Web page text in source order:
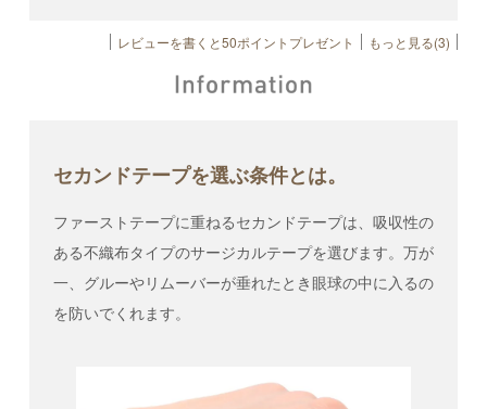
レビューを書くと50ポイントプレゼント もっと見る(3)
セカンドテープを選ぶ条件とは。
ファーストテープに重ねるセカンドテープは、吸収性の
ある不織布タイプのサージカルテープを選びます。万が
一、グルーやリムーバーが垂れたとき眼球の中に入るの
を防いでくれます。